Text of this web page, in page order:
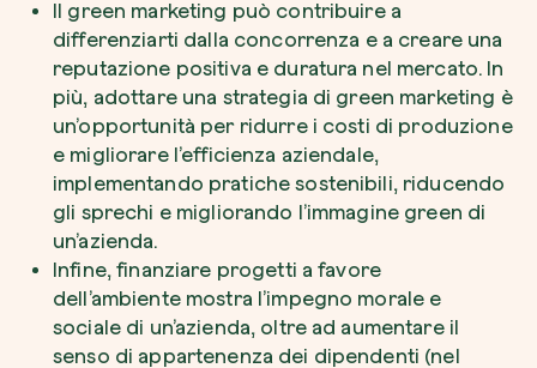
Il green marketing può contribuire a
differenziarti dalla concorrenza e a creare una
reputazione positiva e duratura nel mercato. In
più, adottare una strategia di green marketing è
un’opportunità per ridurre i costi di produzione
e migliorare l’efficienza aziendale,
implementando pratiche sostenibili, riducendo
gli sprechi e migliorando l’immagine green di
un’azienda.
Infine, finanziare progetti a favore
dell’ambiente mostra l’impegno morale e
sociale di un’azienda, oltre ad aumentare il
senso di appartenenza dei dipendenti (nel